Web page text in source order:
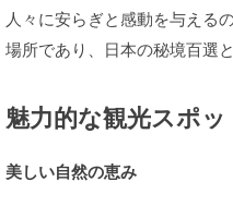
人々に安らぎと感動を与える
場所であり、日本の秘境百選
魅力的な観光スポッ
美しい自然の恵み